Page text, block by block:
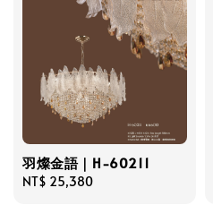
羽燦金語｜H-60211
Regular
NT$ 25,380